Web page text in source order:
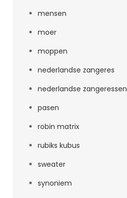
mensen
moer
moppen
nederlandse zangeres
nederlandse zangeressen
pasen
robin matrix
rubiks kubus
sweater
synoniem